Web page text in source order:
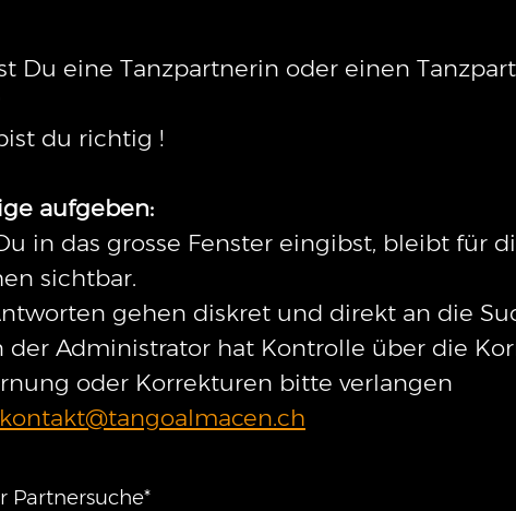
Du eine Tanzpartnerin oder einen
du richtig !
aufgeben:
in das grosse Fenster eingibst, bleibt für
sichtbar.
gehen diskret und direkt an die
der Administrator hat Kontrolle über die
oder Korrekturen bitte verlangen
kontakt@tangoalmacen.ch
Partnersuche*